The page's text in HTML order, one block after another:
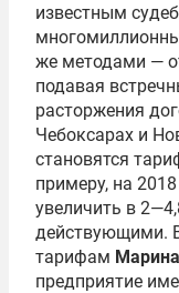
известным
же методами —
подавая
расторжения
Чебоксарах и
становятся
примеру, на
увеличить в
действующими.
тарифам
предприятие